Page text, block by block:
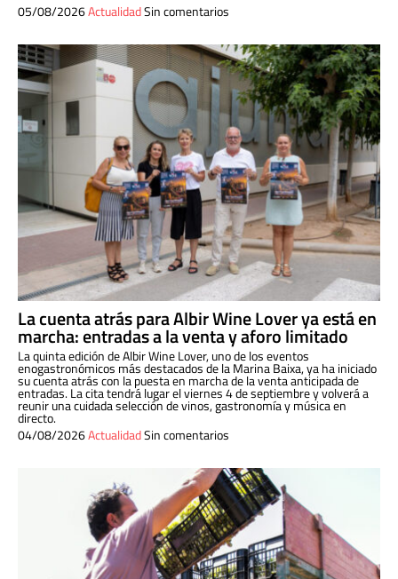
05/08/2026ActualidadSin comentarios
La cuenta atrás para Albir Wine Lover ya está en
marcha: entradas a la venta y aforo limitado
La quinta edición de Albir Wine Lover, uno de los eventos
enogastronómicos más destacados de la Marina Baixa, ya ha iniciado
su cuenta atrás con la puesta en marcha de la venta anticipada de
entradas. La cita tendrá lugar el viernes 4 de septiembre y volverá a
reunir una cuidada selección de vinos, gastronomía y música en
directo.
04/08/2026ActualidadSin comentarios